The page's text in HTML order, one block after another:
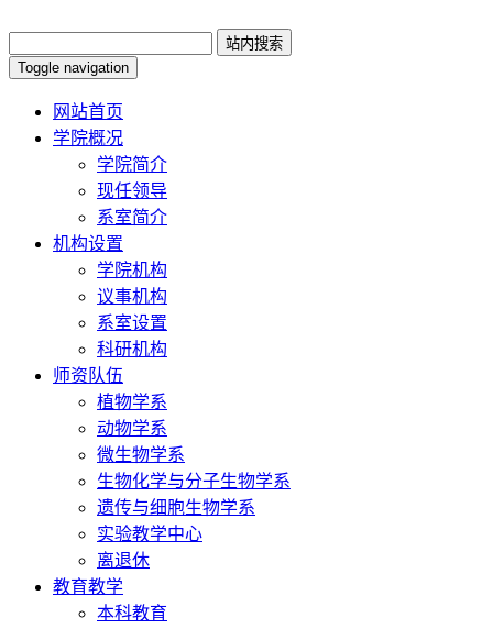
Toggle navigation
网站首页
学院概况
学院简介
现任领导
系室简介
机构设置
学院机构
议事机构
系室设置
科研机构
师资队伍
植物学系
动物学系
微生物学系
生物化学与分子生物学系
遗传与细胞生物学系
实验教学中心
离退休
教育教学
本科教育